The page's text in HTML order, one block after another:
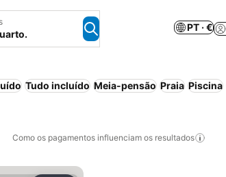
PT · €
Tudo incluído Meia-pensão Praia Piscina
Como os pagamentos influenciam os resultados